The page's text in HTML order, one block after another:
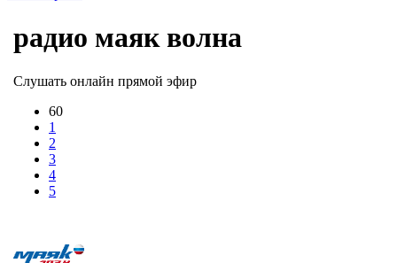
радио маяк волна
Слушать онлайн прямой эфир
60
1
2
3
4
5